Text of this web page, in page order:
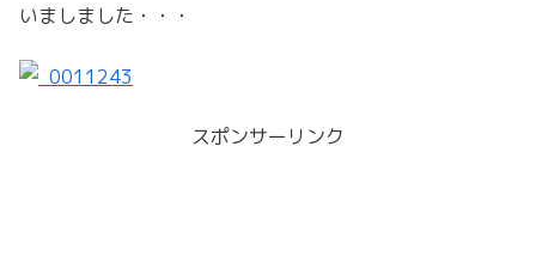
いましました・・・
スポンサーリンク